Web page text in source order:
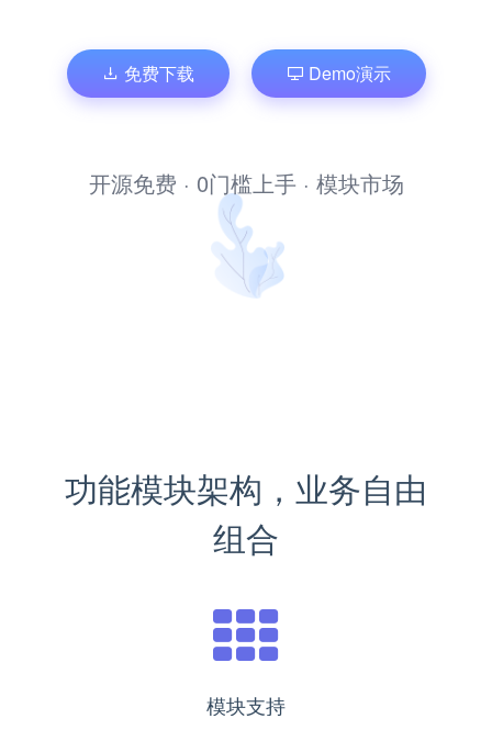
企业商城系统
文库管理系统
免费下载 Demo演示
开源免费 · 0门槛上手 · 模块市场
功能模块架构，业务自由
组合
模块支持